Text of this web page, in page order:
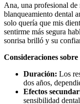
Ana, una profesional de
blanqueamiento dental
solo quería que mis
sentirme más segura
sonrisa brilló y su
Consideraciones
Duración: Los
dos años,
Efectos
sensibilidad